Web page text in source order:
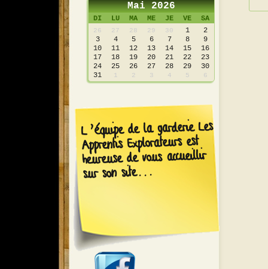
Mai 2026
DI LU MA ME JE VE SA
26 27 28 29 30 1
2
3
4 5 6 7 8
9
10
11 12 13 14 15
16
17
18 19 20 21 22
23
24
25 26 27 28 29
30
31
1 2 3 4 5 6
L’équipe de la garderie Les
Apprentis Explorateurs est
heureuse de vous accueillir
sur son site...